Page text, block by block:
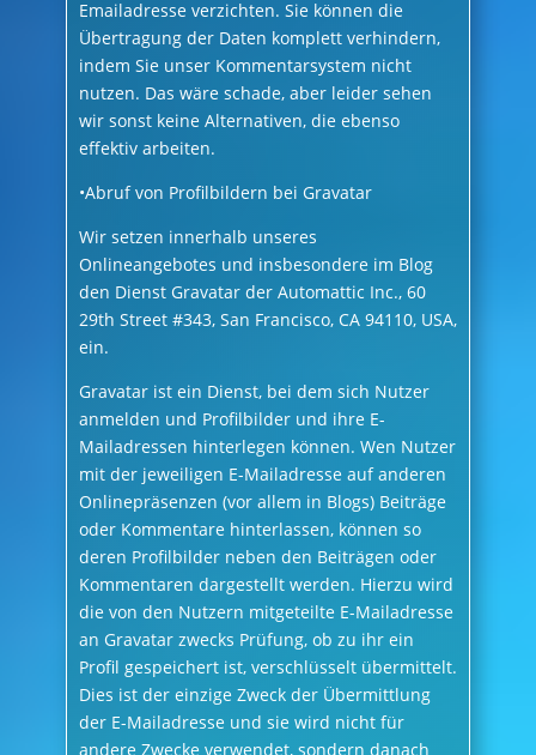
Emailadresse verzichten. Sie können die
Übertragung der Daten komplett verhindern,
indem Sie unser Kommentarsystem nicht
nutzen. Das wäre schade, aber leider sehen
wir sonst keine Alternativen, die ebenso
effektiv arbeiten.
•Abruf von Profilbildern bei Gravatar
Wir setzen innerhalb unseres
Onlineangebotes und insbesondere im Blog
den Dienst Gravatar der Automattic Inc., 60
29th Street #343, San Francisco, CA 94110, USA,
ein.
Gravatar ist ein Dienst, bei dem sich Nutzer
anmelden und Profilbilder und ihre E-
Mailadressen hinterlegen können. Wen Nutzer
mit der jeweiligen E-Mailadresse auf anderen
Onlinepräsenzen (vor allem in Blogs) Beiträge
oder Kommentare hinterlassen, können so
deren Profilbilder neben den Beiträgen oder
Kommentaren dargestellt werden. Hierzu wird
die von den Nutzern mitgeteilte E-Mailadresse
an Gravatar zwecks Prüfung, ob zu ihr ein
Profil gespeichert ist, verschlüsselt übermittelt.
Dies ist der einzige Zweck der Übermittlung
der E-Mailadresse und sie wird nicht für
andere Zwecke verwendet, sondern danach